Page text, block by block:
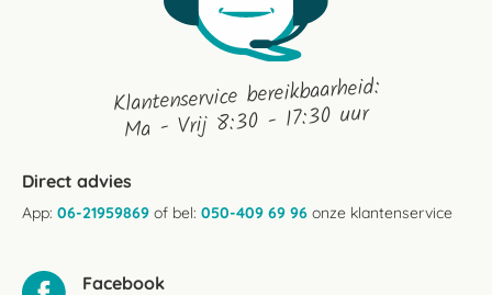
Klantenservice bereikbaarheid:
Ma - Vrij 8:30 - 17:30 uur
Direct advies
App: 06-21959869 of bel: 050-409 69 96 onze klantenservice
Facebook